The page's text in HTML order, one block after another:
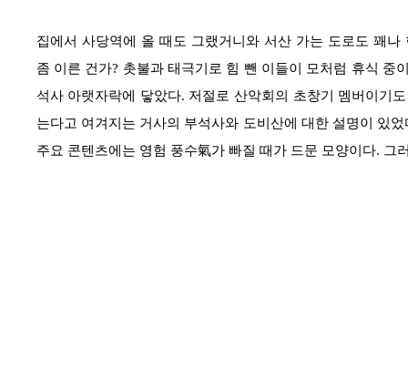
집에서 사당역에 올 때도 그랬거니와 서산 가는 도로도 꽤나
좀 이른 건가? 촛불과 태극기로 힘 뺀 이들이 모처럼 휴식 중
석사 아랫자락에 닿았다. 저절로 산악회의 초창기 멤버이기
는다고 여겨지는 거사의 부석사와 도비산에 대한 설명이 있었
주요 콘텐츠에는 영험 풍수氣가 빠질 때가 드문 모양이다. 그